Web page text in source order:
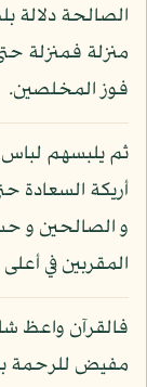
الصالحة دلالة
منزلة فمنزلة
فوز المخلصين.
ثم يلبسهم لباس
أريكة السعادة
و الصالحين و
المقربين في
فالقرآن واعظ
مفيض للرحمة